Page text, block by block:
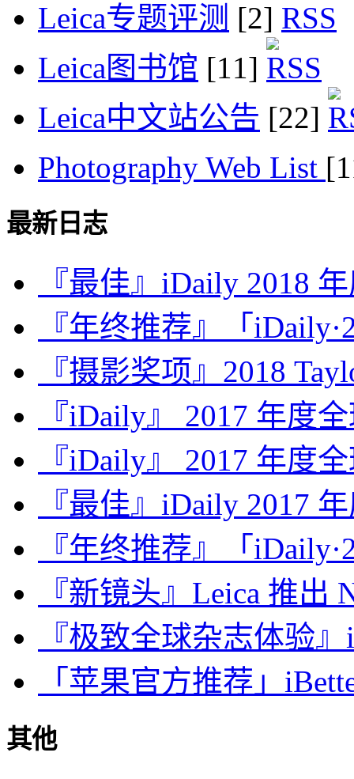
Leica专题评测 [2]
Leica图书馆 [11]
Leica中文站公告 [22]
Photography Web List
最新日志
『最佳』iDaily 2018
『年终推荐』「
『摄影奖项』2018
『iDaily』 2017 年度
『iDaily』 2017 年度
『最佳』iDaily 2017
『年终推荐』「
『新镜头』Leica 推出
『极致全球杂志体验
「苹果官方推荐」
其他